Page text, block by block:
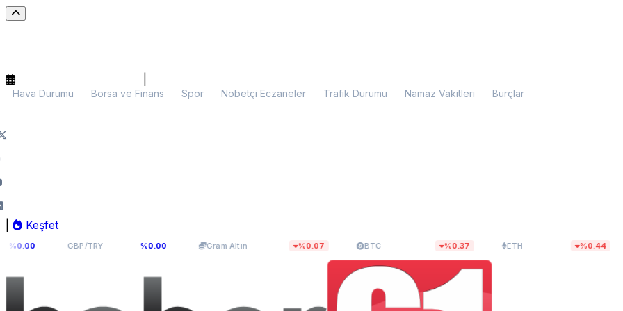
Hava Durumu Borsa ve Finans Spor Nöbetçi Eczaneler Trafik Durumu Namaz Vakitleri Burçlar
Keşfet
GBP/TRY64,131 Gram Altın6.090,01 $64.653,36 $1.905,63